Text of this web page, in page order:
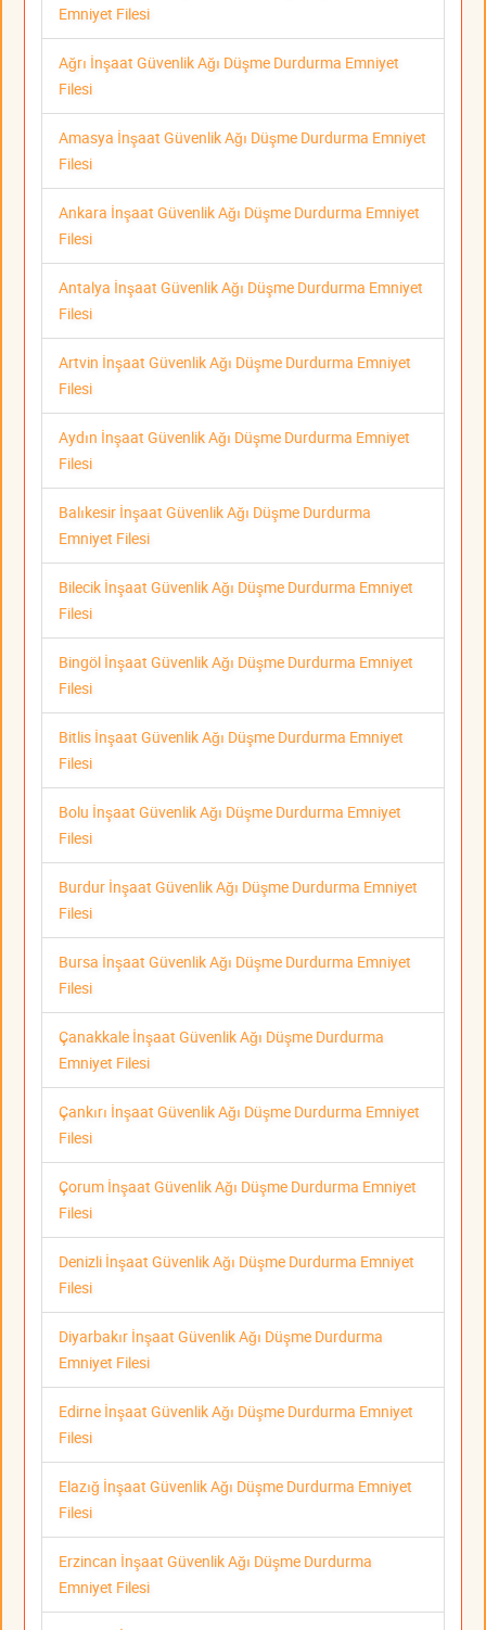
Emniyet Filesi
Ağrı İnşaat Güvenlik Ağı Düşme Durdurma Emniyet
Filesi
Amasya İnşaat Güvenlik Ağı Düşme Durdurma Emniyet
Filesi
Ankara İnşaat Güvenlik Ağı Düşme Durdurma Emniyet
Filesi
Antalya İnşaat Güvenlik Ağı Düşme Durdurma Emniyet
Filesi
Artvin İnşaat Güvenlik Ağı Düşme Durdurma Emniyet
Filesi
Aydın İnşaat Güvenlik Ağı Düşme Durdurma Emniyet
Filesi
Balıkesir İnşaat Güvenlik Ağı Düşme Durdurma
Emniyet Filesi
Bilecik İnşaat Güvenlik Ağı Düşme Durdurma Emniyet
Filesi
Bingöl İnşaat Güvenlik Ağı Düşme Durdurma Emniyet
Filesi
Bitlis İnşaat Güvenlik Ağı Düşme Durdurma Emniyet
Filesi
Bolu İnşaat Güvenlik Ağı Düşme Durdurma Emniyet
Filesi
Burdur İnşaat Güvenlik Ağı Düşme Durdurma Emniyet
Filesi
Bursa İnşaat Güvenlik Ağı Düşme Durdurma Emniyet
Filesi
Çanakkale İnşaat Güvenlik Ağı Düşme Durdurma
Emniyet Filesi
Çankırı İnşaat Güvenlik Ağı Düşme Durdurma Emniyet
Filesi
Çorum İnşaat Güvenlik Ağı Düşme Durdurma Emniyet
Filesi
Denizli İnşaat Güvenlik Ağı Düşme Durdurma Emniyet
Filesi
Diyarbakır İnşaat Güvenlik Ağı Düşme Durdurma
Emniyet Filesi
Edirne İnşaat Güvenlik Ağı Düşme Durdurma Emniyet
Filesi
Elazığ İnşaat Güvenlik Ağı Düşme Durdurma Emniyet
Filesi
Erzincan İnşaat Güvenlik Ağı Düşme Durdurma
Emniyet Filesi